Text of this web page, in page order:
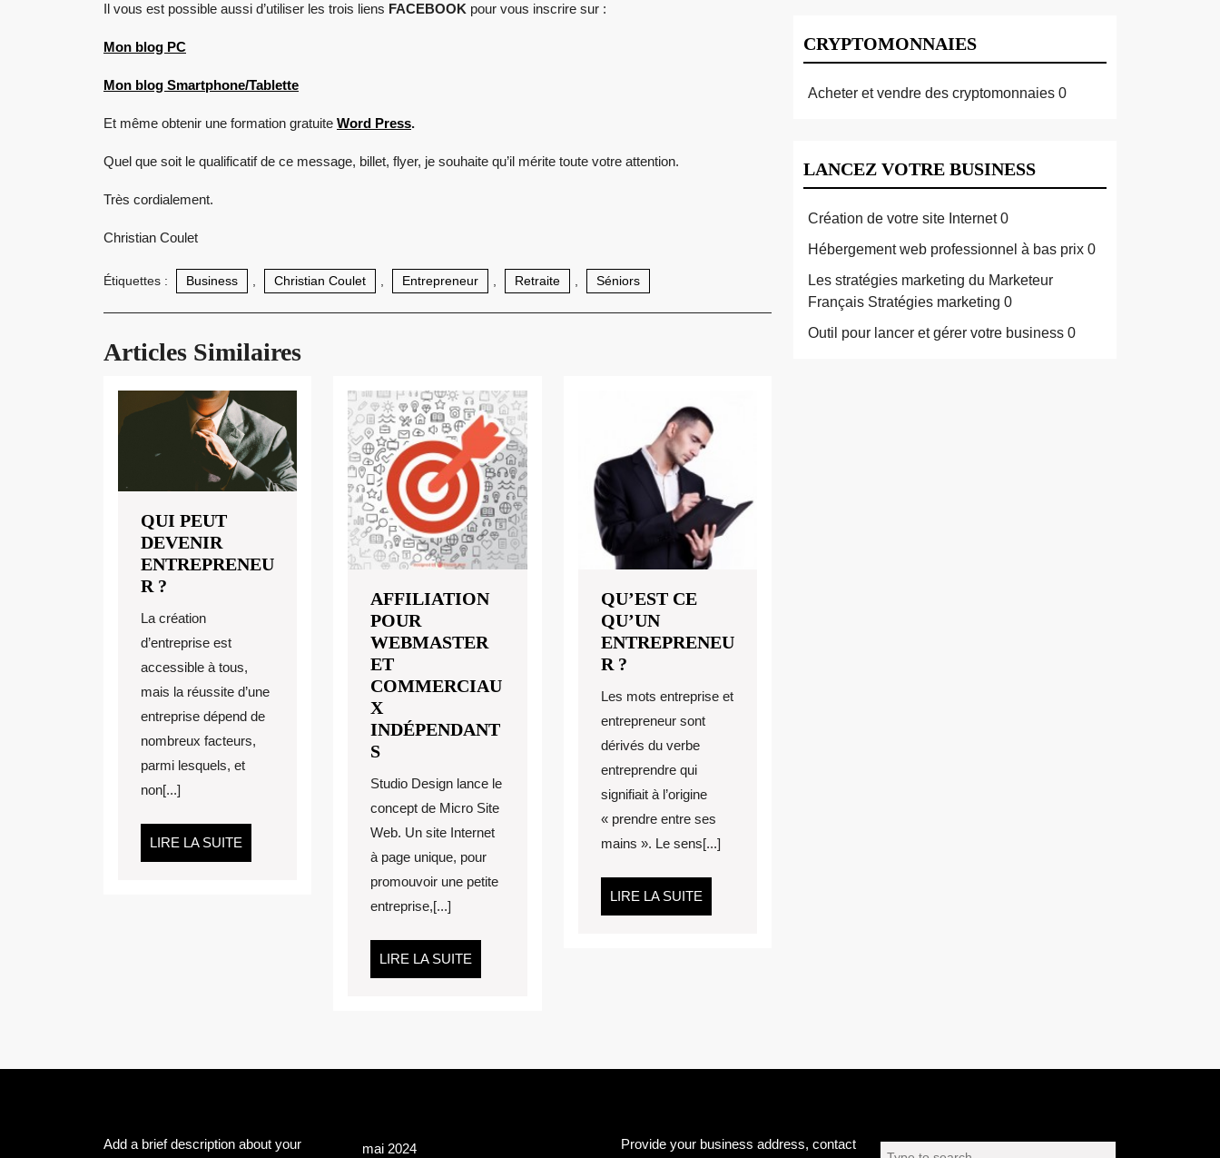
Il vous est possible aussi d’utiliser les trois liens FACEBOOK pour vous inscrire sur :
Mon blog PC
Mon blog Smartphone/Tablette
Et même obtenir une formation gratuite Word Press.
Quel que soit le qualificatif de ce message, billet, flyer, je souhaite qu’il mérite toute votre attention.
Très cordialement.
Christian Coulet
Étiquettes : Business Christian Coulet Entrepreneur Retraite Séniors
Articles Similaires
QUI PEUT
DEVENIR
ENTREPRENEU
R ?
DEVENIR
ENTREPRENEUR
?
La création
d’entreprise est
accessible à tous,
mais la réussite d’une
entreprise dépend de
nombreux facteurs,
parmi lesquels, et
non[...]
LIRE LA SUITE
LA
AFFILIATION
POUR
WEBMASTER
ET
COMMERCIAU
X
INDÉPENDANT
SAFFILIATION
WEBMASTER
ET
COMMERCIAUX
INDÉPENDANTS
Studio Design lance le
concept de Micro Site
Web. Un site Internet
à page unique, pour
promouvoir une petite
entreprise,[...]
LIRE LA SUITE
LA
QU’EST CE
QU’UN
ENTREPRENEU
R ?QU’EST
QU’UN
ENTREPRENEUR
?
Les mots entreprise et
entrepreneur sont
dérivés du verbe
entreprendre qui
signifiait à l’origine
« prendre entre ses
mains ». Le sens[...]
LIRE LA SUITELIRE
LA
CRYPTOMONNAIES
Acheter et vendre des cryptomonnaies 0
LANCEZ VOTRE BUSINESS
Création de votre site Internet0
Hébergement web professionnel à bas prix 0
Les stratégies marketing du Marketeur
Français Stratégies marketing 0
Outil pour lancer et gérer votre business 0
Add a brief description about your
mai 2024
Provide your business address, contact
Search